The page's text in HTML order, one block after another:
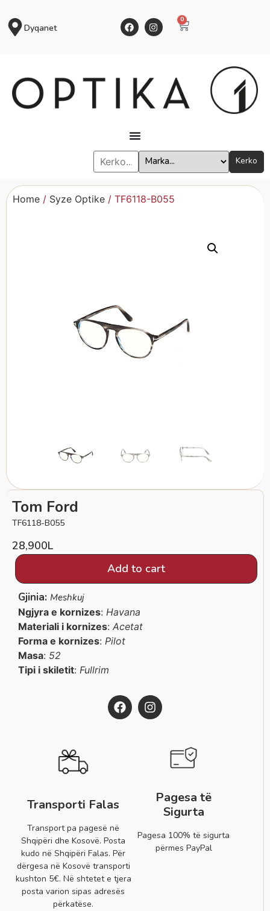
Dyqanet
0
Kerko
Home / Syze Optike / TF6118-B055
Tom Ford
TF6118-B055
28,900L
Add to cart
Gjinia: Meshkuj
Ngjyra e kornizes: Havana
Materiali i kornizes: Acetat
Forma e kornizes: Pilot
Masa: 52
Tipi i skiletit: Fullrim
Transporti Falas
Transport pa pagesë në
Shqipëri dhe Kosovë. Posta
kudo në Shqipëri Falas. Për
dërgesa në Kosovë transporti
kushton 5€. Në shtetet e tjera
posta varion sipas adresës
përkatëse.
Pagesa të
Sigurta
Pagesa 100% të sigurta
përmes PayPal